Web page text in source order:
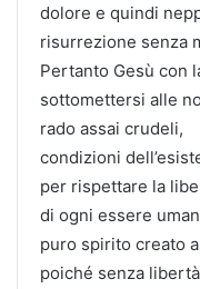
dolore e quindi
risurrezione senza
Pertanto Gesù con
sottomettersi alle
rado assai crudeli,
condizioni
per rispettare la
di ogni essere
puro spirito creato
poiché senza